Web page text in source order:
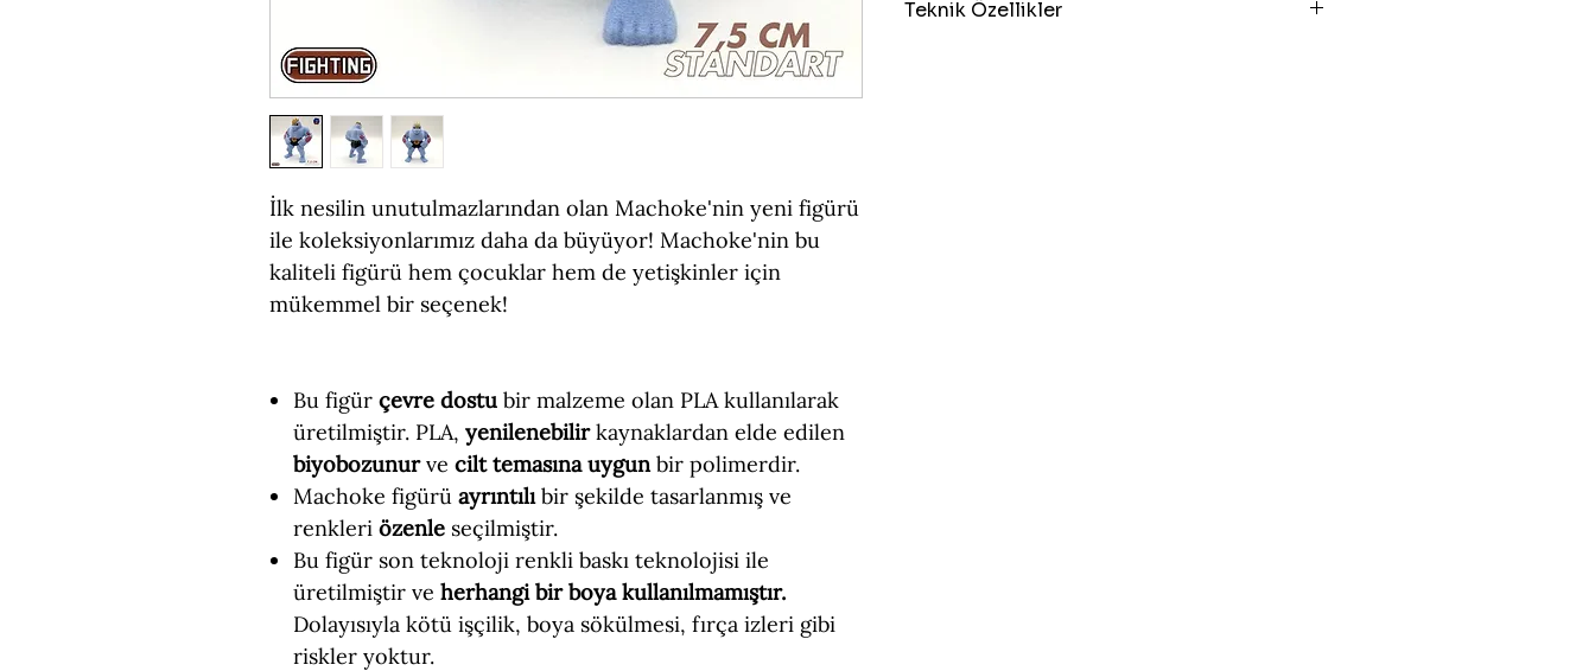
İlk nesilin unutulmazlarından olan Machoke'nin yeni figürü
ile koleksiyonlarımız daha da büyüyor! Machoke'nin bu
kaliteli figürü hem çocuklar hem de yetişkinler için
mükemmel bir seçenek!
Bu figür çevre dostu bir malzeme olan PLA kullanılarak
üretilmiştir. PLA, yenilenebilirkaynaklardan elde edilen
biyobozunurve cilt temasına uygunbir polimerdir.
Machoke figürü ayrıntılıbir şekilde tasarlanmış ve
renkleri özenle seçilmiştir.
Bu figür son teknoloji renkli baskı teknolojisi ile
üretilmiştir ve herhangi bir boya kullanılmamıştır.
Dolayısıyla kötü işçilik, boya sökülmesi, fırça izleri gibi
riskler yoktur.
Teknik Özellikler